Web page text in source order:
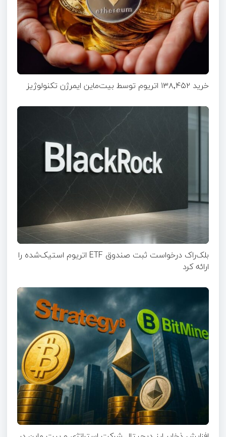
خرید ۱۳۸٬۴۵۲ اتریوم توسط بیت‌ماین ایمرژن تکنولوژیز
بلک‌راک درخواست ثبت صندوق ETF اتریوم استیک‌شده را
ارائه کرد